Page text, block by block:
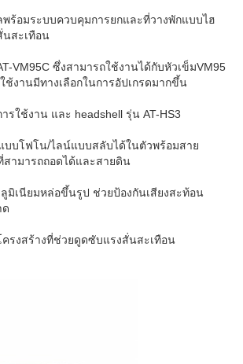
ร้อมระบบควบคุมการยกและที่วางพักแบบไฮ
สะเทือน
VM95C ซึ่งสามารถใช้งานได้กับหัวเข็มVM95
ช้งานมีทางเลือกในการอัปเกรดมากขึ้น
รใช้งาน และ headshell รุ่น AT-HS3
บบโฟโน/ไลน์แบบสลับได้ในตัวพร้อมสาย
สามารถถอดได้และสายดิน
มิเนียมหล่อขึ้นรูป ช่วยป้องกันเสียงสะท้อน
ด
ครงสร้างที่ช่วยดูดซับแรงสั่นสะเทือน